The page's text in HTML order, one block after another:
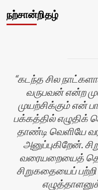
நற்சான்றிதழ்
கடந்த சில
வருபவன் என்ற
முயற்சிக்கும் என்
பக்கத்தில்
தாண்டி வெளியே
அனுப்புகிறேன்.
வரையறையைத்
சிறுகதையைப்